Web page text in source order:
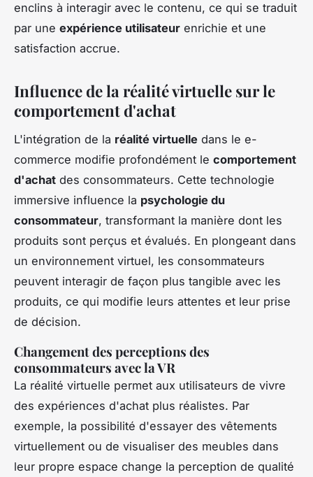
enclins à interagir avec le contenu, ce qui se traduit
par une expérience utilisateur enrichie et une
satisfaction accrue.
Influence de la réalité virtuelle sur le
comportement d'achat
L'intégration de la réalité virtuelle dans le e-
commerce modifie profondément le comportement
d'achat des consommateurs. Cette technologie
immersive influence la psychologie du
consommateur, transformant la manière dont les
produits sont perçus et évalués. En plongeant dans
un environnement virtuel, les consommateurs
peuvent interagir de façon plus tangible avec les
produits, ce qui modifie leurs attentes et leur prise
de décision.
Changement des perceptions des
consommateurs avec la VR
La réalité virtuelle permet aux utilisateurs de vivre
des expériences d'achat plus réalistes. Par
exemple, la possibilité d'essayer des vêtements
virtuellement ou de visualiser des meubles dans
leur propre espace change la perception de qualité